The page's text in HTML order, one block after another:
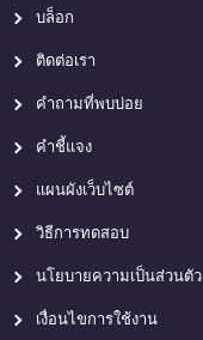
บล็อก
ติดต่อเรา
คำถามที่พบบ่อย
คำชี้แจง
แผนผังเว็บไซต์
วิธีการทดสอบ
นโยบายความเป็นส่วนตัว
เงื่อนไขการใช้งาน